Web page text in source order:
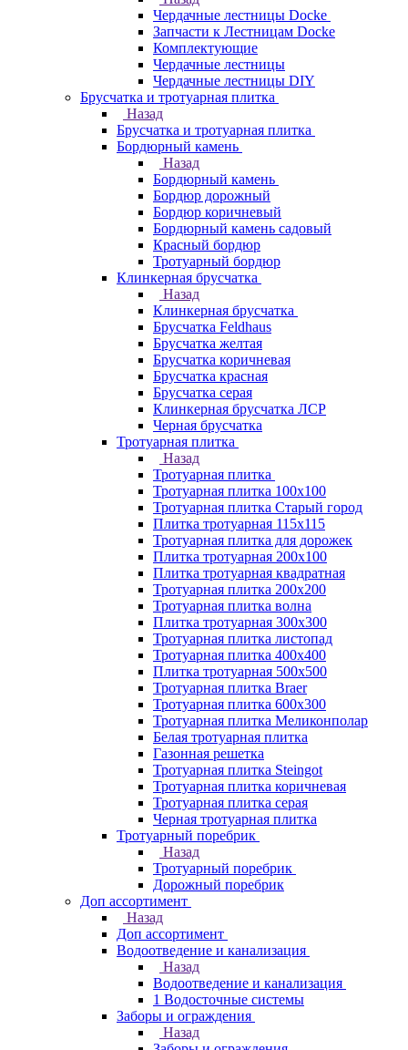
Чердачные лестницы Docke
Запчасти к Лестницам Docke
Комплектующие
Чердачные лестницы
Чердачные лестницы DIY
Брусчатка и тротуарная плитка
Назад
Брусчатка и тротуарная плитка
Бордюрный камень
Назад
Бордюрный камень
Бордюр дорожный
Бордюр коричневый
Бордюрный камень садовый
Красный бордюр
Тротуарный бордюр
Клинкерная брусчатка
Назад
Клинкерная брусчатка
Брусчатка Feldhaus
Брусчатка желтая
Брусчатка коричневая
Брусчатка красная
Брусчатка серая
Клинкерная брусчатка ЛСР
Черная брусчатка
Тротуарная плитка
Назад
Тротуарная плитка
Тротуарная плитка 100x100
Тротуарная плитка Старый город
Плитка тротуарная 115x115
Тротуарная плитка для дорожек
Плитка тротуарная 200х100
Плитка тротуарная квадратная
Тротуарная плитка 200х200
Тротуарная плитка волна
Плитка тротуарная 300х300
Тротуарная плитка листопад
Тротуарная плитка 400х400
Плитка тротуарная 500x500
Тротуарная плитка Braer
Тротуарная плитка 600х300
Тротуарная плитка Меликонполар
Белая тротуарная плитка
Газонная решетка
Тротуарная плитка Steingot
Тротуарная плитка коричневая
Тротуарная плитка серая
Черная тротуарная плитка
Тротуарный поребрик
Назад
Тротуарный поребрик
Дорожный поребрик
Доп ассортимент
Назад
Доп ассортимент
Водоотведение и канализация
Назад
Водоотведение и канализация
1 Водосточные системы
Заборы и ограждения
Назад